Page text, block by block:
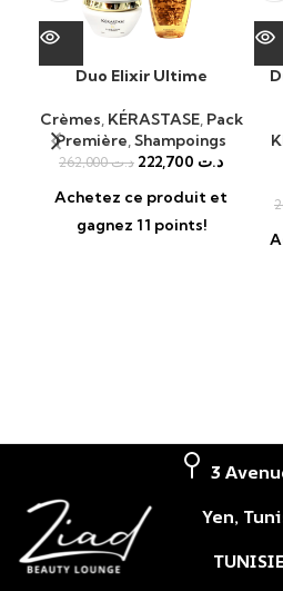
Duo Elixir Ultime
Crèmes, KÉRASTASE, Pack
Première,Shampoings
د.ت262,000 د.ت
Achetez ce produit et
gagnez 11 points!
3
Yen,
TUNISIE